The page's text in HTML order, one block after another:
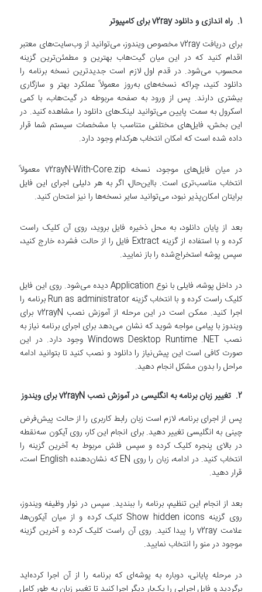
1. راه اندازی و دانلود v2ray برای کامپیوتر
برای دریافت v2ray مخصوص ویندوز، می‌توانید از وب‌سایت‌های معتبر
اقدام کنید که در این میان گیت‌هاب بهترین و مطمئن‌ترین گزینه
محسوب می‌شود. در قدم اول لازم است جدیدترین نسخه برنامه را
دانلود کنید، چراکه نسخه‌های به‌روز معمولاً عملکرد بهتر و سازگاری
بیشتری دارند. پس از ورود به صفحه مربوطه در گیت‌هاب، با کمی
اسکرول به سمت پایین می‌توانید لینک‌های دانلود را مشاهده کنید. در
این بخش، فایل‌های مختلفی متناسب با مشخصات سیستم شما قرار
داده شده است که امکان انتخاب هرکدام وجود دارد.
در میان فایل‌های موجود، نسخه v2rayN-With-Core.zip معمولاً
انتخاب مناسب‌تری است. بااین‌حال، اگر به هر دلیلی اجرای این فایل
برایتان امکان‌پذیر نبود، می‌توانید سایر نسخه‌ها را نیز امتحان کنید.
بعد از پایان دانلود، به محل ذخیره فایل بروید، روی آن کلیک راست
کرده و با استفاده از گزینه Extract فایل را از حالت فشرده خارج کنید،
سپس پوشه استخراج‌شده را باز نمایید.
در داخل پوشه، فایلی با نوع Application دیده می‌شود. روی این فایل
کلیک راست کرده و با انتخاب گزینه Run as administrator برنامه را
اجرا کنید. ممکن است در این مرحله از آموزش نصب v2rayN برای
ویندوز با پیامی مواجه شوید که نشان می‌دهد برای اجرای برنامه نیاز به
نصب Windows Desktop Runtime .NET وجود دارد. در این
صورت کافی است این پیش‌نیاز را دانلود و نصب کنید تا بتوانید ادامه
مراحل را بدون مشکل انجام دهید.
2. تغییر زبان برنامه به انگلیسی در آموزش نصب v2rayN برای ویندوز
پس از اجرای برنامه، لازم است زبان رابط کاربری را از حالت پیش‌فرض
چینی به انگلیسی تغییر دهید. برای انجام این کار، روی آیکون سه‌نقطه
در بالای پنجره کلیک کرده و سپس فلش مربوط به آخرین گزینه را
انتخاب کنید. در ادامه، زبان را روی EN که نشان‌دهنده English است،
قرار دهید.
بعد از انجام این تنظیم، برنامه را ببندید. سپس در نوار وظیفه ویندوز،
روی گزینه Show hidden icons کلیک کرده و از میان آیکون‌ها،
علامت v2ray را پیدا کنید. روی آن راست کلیک کرده و آخرین گزینه
موجود در منو را انتخاب نمایید.
در مرحله پایانی، دوباره به پوشه‌ای که برنامه را از آن اجرا کرده‌اید
برگردید و فایل اجرایی را یک‌بار دیگر اجرا کنید تا تغییر زبان به طور کامل